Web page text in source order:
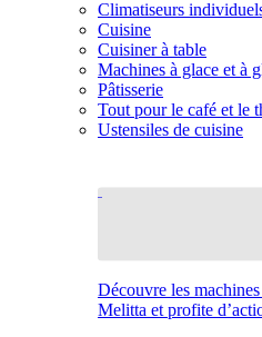
Climatiseurs
Cuisine
Cuisiner à table
Machines à glace et à
Pâtisserie
Tout pour le café et le
Ustensiles de cuisine
Découvre les
Melitta et profite